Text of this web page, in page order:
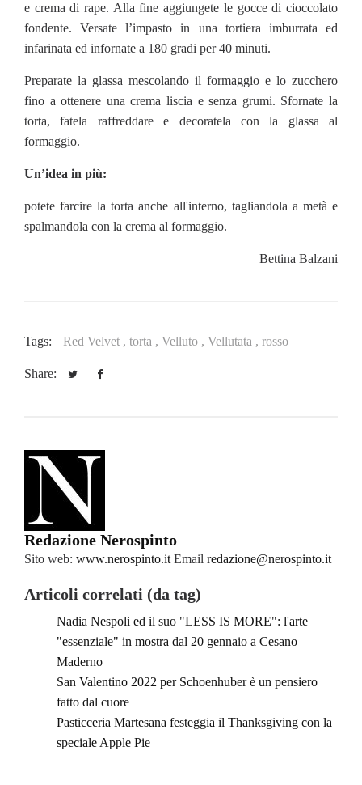
e crema di rape. Alla fine aggiungete le gocce di cioccolato
fondente. Versate l’impasto in una tortiera imburrata ed
infarinata ed infornate a 180 gradi per 40 minuti.
Preparate la glassa mescolando il formaggio e lo zucchero
fino a ottenere una crema liscia e senza grumi. Sfornate la
torta, fatela raffreddare e decoratela con la glassa al
formaggio.
Un’idea in più:
potete farcire la torta anche all'interno, tagliandola a metà e
spalmandola con la crema al formaggio.
Bettina Balzani
Tags: Red Velvet , torta , Velluto , Vellutata , rosso
Share:
Redazione Nerospinto
Sito web: www.nerospinto.it Email redazione@nerospinto.it
Articoli correlati (da tag)
Nadia Nespoli ed il suo "LESS IS MORE": l'arte
"essenziale" in mostra dal 20 gennaio a Cesano
Maderno
San Valentino 2022 per Schoenhuber è un pensiero
fatto dal cuore
Pasticceria Martesana festeggia il Thanksgiving con la
speciale Apple Pie